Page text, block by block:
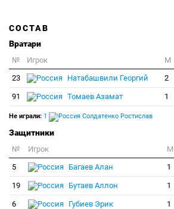
СОСТАВ
Вратари
№ Игрок M
23
Натабашвили Георгий 2
91 Томаев Азамат 1
Не играли: 1 Солдатенко Ростислав
Защитники
№ Игрок M
5
Багаев Алан 1
19 Бутаев Аллон 1
6 Губиев Эрик 1